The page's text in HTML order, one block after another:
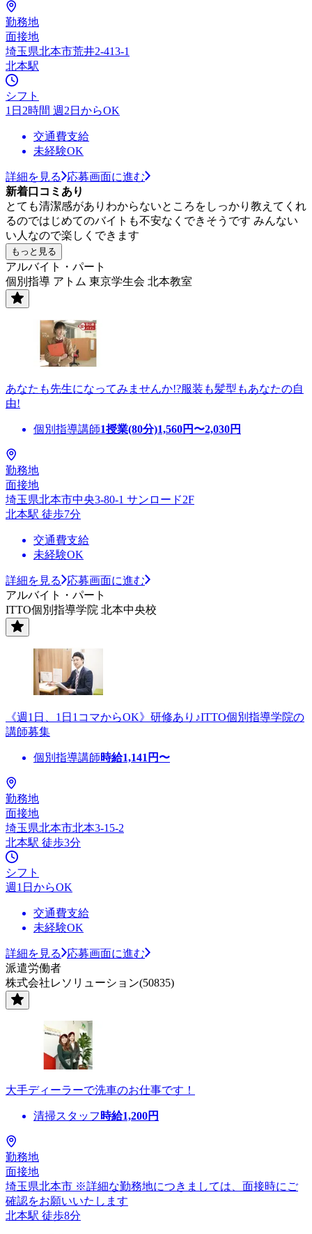
勤務地
面接地
埼玉県北本市荒井2-413-1
北本駅
シフト
1日2時間 週2日からOK
交通費支給
未経験OK
詳細を見る
応募画面に進む
新着口コミあり
とても清潔感がありわからないところをしっかり教えてくれ
るのではじめてのバイトも不安なくできそうです みんない
い人なので楽しくできます
もっと見る
アルバイト・パート
個別指導 アトム 東京学生会 北本教室
あなたも先生になってみませんか!?服装も髪型もあなたの自
由!
個別指導講師1授業(80分)1,560円〜2,030円
勤務地
面接地
埼玉県北本市中央3-80-1 サンロード2F
北本駅 徒歩7分
交通費支給
未経験OK
詳細を見る
応募画面に進む
アルバイト・パート
ITTO個別指導学院 北本中央校
《週1日、1日1コマからOK》研修あり♪ITTO個別指導学院の
講師募集
個別指導講師時給1,141 円〜
勤務地
面接地
埼玉県北本市北本3-15-2
北本駅 徒歩3分
シフト
週1日からOK
交通費支給
未経験OK
詳細を見る
応募画面に進む
派遣労働者
株式会社レソリューション(50835)
大手ディーラーで洗車のお仕事です！
清掃スタッフ 時給1,200円
勤務地
面接地
埼玉県北本市 ※詳細な勤務地につきましては、面接時にご
確認をお願いいたします
北本駅 徒歩8分